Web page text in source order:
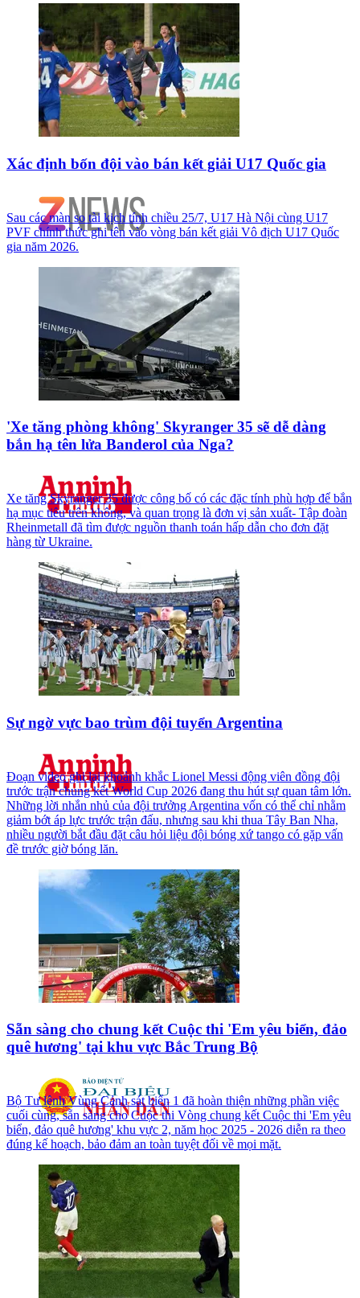
Xác định bốn đội vào bán kết giải U17 Quốc gia
Sau các màn so tài kịch tính chiều 25/7, U17 Hà Nội cùng U17
PVF chính thức ghi tên vào vòng bán kết giải Vô địch U17 Quốc
gia năm 2026.
'Xe tăng phòng không' Skyranger 35 sẽ dễ dàng
bắn hạ tên lửa Banderol của Nga?
Xe tăng Skyranger 35 được công bố có các đặc tính phù hợp để bắn
hạ mục tiêu trên không, và quan trọng là đơn vị sản xuất- Tập đoàn
Rheinmetall đã tìm được nguồn thanh toán hấp dẫn cho đơn đặt
hàng từ Ukraine.
Sự ngờ vực bao trùm đội tuyển Argentina
Đoạn video ghi lại khoảnh khắc Lionel Messi động viên đồng đội
trước trận chung kết World Cup 2026 đang thu hút sự quan tâm lớn.
Những lời nhắn nhủ của đội trưởng Argentina vốn có thể chỉ nhằm
giảm bớt áp lực trước trận đấu, nhưng sau khi thua Tây Ban Nha,
nhiều người bắt đầu đặt câu hỏi liệu đội bóng xứ tango có gặp vấn
đề trước giờ bóng lăn.
Sẵn sàng cho chung kết Cuộc thi 'Em yêu biển, đảo
quê hương' tại khu vực Bắc Trung Bộ
Bộ Tư lệnh Vùng Cảnh sát biển 1 đã hoàn thiện những phần việc
cuối cùng, sẵn sàng cho Cuộc thi Vòng chung kết Cuộc thi 'Em yêu
biển, đảo quê hương' khu vực 2, năm học 2025 - 2026 diễn ra theo
đúng kế hoạch, bảo đảm an toàn tuyệt đối về mọi mặt.